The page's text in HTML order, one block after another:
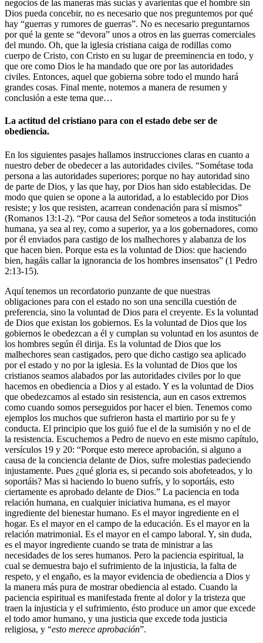
negocios de las maneras más sucias y avarientas que el hombre sin
Dios pueda concebir, no es necesario que nos preguntemos por qué
hay “guerras y rumores de guerras”. No es necesario preguntarnos
por qué la gente se “devora” unos a otros en las guerras comerciales
del mundo. Oh, que la iglesia cristiana caiga de rodillas como
cuerpo de Cristo, con Cristo en su lugar de preeminencia en todo, y
que ore como Dios le ha mandado que ore por las autoridades
civiles. Entonces, aquel que gobierna sobre todo el mundo hará
grandes cosas. Final mente, notemos a manera de resumen y
conclusión a este tema que…
La actitud del cristiano para con el estado debe ser de
obediencia.
En los siguientes pasajes hallamos instrucciones claras en cuanto a
nuestro deber de obedecer a las autoridades civiles. “Sométase toda
persona a las autoridades superiores; porque no hay autoridad sino
de parte de Dios, y las que hay, por Dios han sido establecidas. De
modo que quien se opone a la autoridad, a lo establecido por Dios
resiste; y los que resisten, acarrean condenación para sí mismos”
(Romanos 13:1-2). “Por causa del Señor someteos a toda institución
humana, ya sea al rey, como a superior, ya a los gobernadores, como
por él enviados para castigo de los malhechores y alabanza de los
que hacen bien. Porque esta es la voluntad de Dios: que haciendo
bien, hagáis callar la ignorancia de los hombres insensatos” (1 Pedro
2:13-15).
Aquí tenemos un recordatorio punzante de que nuestras
obligaciones para con el estado no son una sencilla cuestión de
preferencia, sino la voluntad de Dios para el creyente. Es la voluntad
de Dios que existan los gobiernos. Es la voluntad de Dios que los
gobiernos le obedezcan a él y cumplan su voluntad en los asuntos de
los hombres según él dirija. Es la voluntad de Dios que los
malhechores sean castigados, pero que dicho castigo sea aplicado
por el estado y no por la iglesia. Es la voluntad de Dios que los
cristianos seamos alabados por las autoridades civiles por lo que
hacemos en obediencia a Dios y al estado. Y es la voluntad de Dios
que obedezcamos al estado sin resistencia, aun en casos extremos
como cuando somos perseguidos por hacer el bien. Tenemos como
ejemplos los muchos que sufrieron hasta el martirio por su fe y
conducta. El principio que los guió fue el de la sumisión y no el de
la resistencia. Escuchemos a Pedro de nuevo en este mismo capítulo,
versículos 19 y 20: “Porque esto merece aprobación, si alguno a
causa de la conciencia delante de Dios, sufre molestias padeciendo
injustamente. Pues ¿qué gloria es, si pecando sois abofeteados, y lo
soportáis? Mas si haciendo lo bueno sufrís, y lo soportáis, esto
ciertamente es aprobado delante de Dios.” La paciencia en toda
relación humana, en cualquier iniciativa humana, es el mayor
ingrediente del bienestar humano. Es el mayor ingrediente en el
hogar. Es el mayor en el campo de la educación. Es el mayor en la
relación matrimonial. Es el mayor en el campo laboral. Y, sin duda,
es el mayor ingrediente cuando se trata de ministrar a las
necesidades de los seres humanos. Pero la paciencia espiritual, la
cual se demuestra bajo el sufrimiento de la injusticia, la falta de
respeto, y el engaño, es la mayor evidencia de obediencia a Dios y
la manera más pura de mostrar obediencia al estado. Cuando la
paciencia espiritual es manifestada frente al dolor y la tristeza que
traen la injusticia y el sufrimiento, ésto produce un amor que excede
el todo amor humano, y una justicia que excede toda justicia
religiosa, y “esto merece aprobación”.